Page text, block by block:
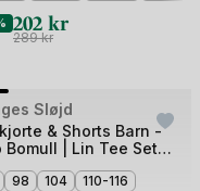
202 kr
289kr
Sløjd
& Shorts Barn -
Bomull | Lin Tee Set
98 104 110-116